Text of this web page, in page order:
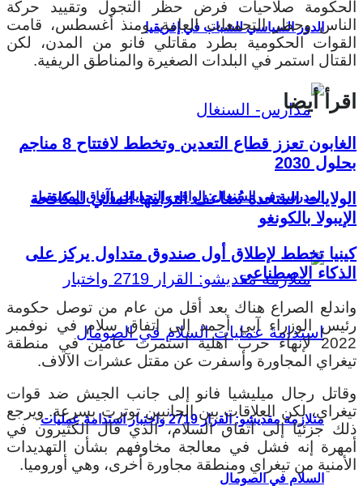
الدور السياسي للشباب في إفريقيا
المدرسة في السنغال: الواقع والتحديات وآفاق المستقبل
متلازمة مقديشو: القرار 2719 واختبار استدامة عمليات
السلام في الصومال
الحكومة صلاحيات فرض حظر التجول وتقييد حركة
الناس وحظر التجمعات العامة. ومنذ أغسطس، قامت
القوات الحكومية بطرد مقاتلي فانو من المدن، لكن
القتال استمر في البلدات الصغيرة والمناطق الريفية.
اقرأ أيضا
الغابون تعزز قطاع التعدين وتخطط لافتتاح 8 مناجم
بحلول 2030
الولايات المتحدة تُضاعف التزامها المالي لمكافحة
الإيبولا بالكونغو
كينيا تخطط لإطلاق أول صندوق متداول يركز على
الذكاء الاصطناعي
واندلع الصراع هناك بعد أقل من عام من توصل حكومة
رئيس الوزراء آبي أحمد إلى اتفاق سلام في نوفمبر
2022 لإنهاء حرب أهلية استمرت عامين في منطقة
تيغراي المجاورة وأسفرت عن مقتل عشرات الآلاف.
وقاتل رجال ميليشيا فانو إلى جانب الجيش ضد قوات
تيغراي، لكن العلاقات بين الجانبين توترت بسرعة. ويرجع
ذلك جزئيًا إلى اتفاق السلام، الذي قال الكثيرون في
أمهرة إنه فشل في معالجة مخاوفهم بشأن التهديدات
الأمنية من تيغراي ومنطقة مجاورة أخرى، وهي أوروميا.